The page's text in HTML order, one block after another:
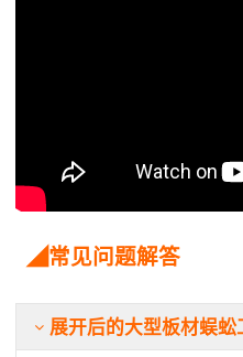
◢常见问题解答
展开后的大型板材蜈蚣